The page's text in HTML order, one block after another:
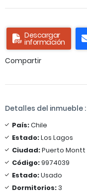
Descargar
información
Compartir
Detalles del inmueble :
País:Chile
Estado:Los Lagos
Ciudad:Puerto Montt
Código:9974039
Estado:Usado
Dormitorios:3